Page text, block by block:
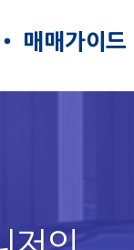
매매가이드